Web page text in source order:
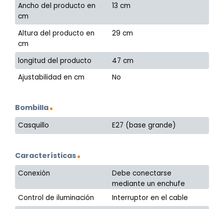
Ancho del producto en
cm
13 cm
Altura del producto en
cm
29 cm
longitud del producto
47 cm
Ajustabilidad en cm
No
Bombilla
Casquillo E27 (base grande)
Características
Conexión
Debe conectarse
mediante un enchufe
Control de iluminación
Interruptor en el cable